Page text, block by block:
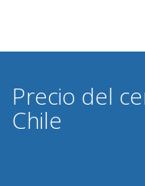
Precio del
Chile